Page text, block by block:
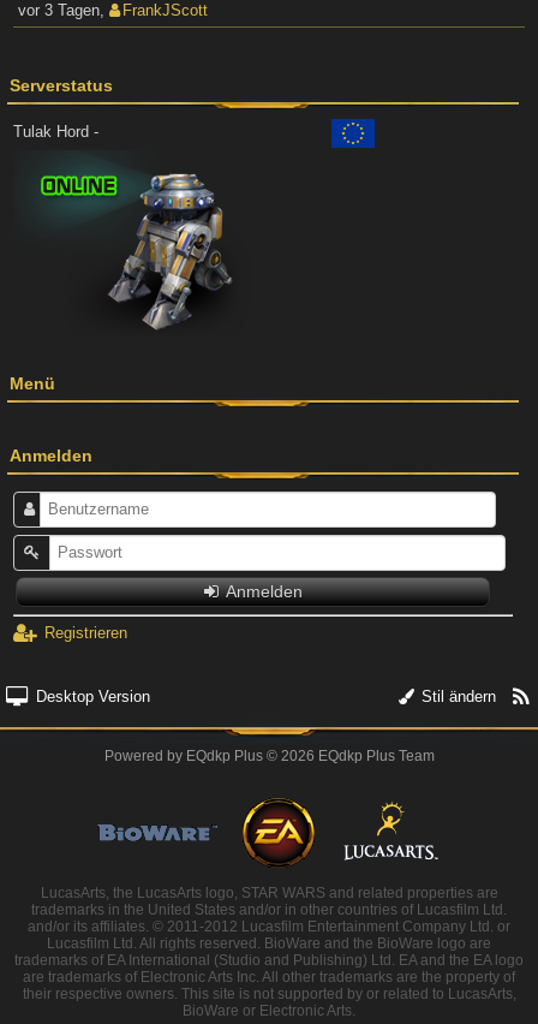
vor 3 Tagen, FrankJScott
Serverstatus
Tulak Hord -
Menü
Anmelden
Anmelden
Registrieren
Desktop Version Stil ändern
Powered by EQdkp Plus© 2026 EQdkp Plus Team
LucasArts, the LucasArts logo, STAR WARS and related properties are
trademarks in the United States and/or in other countries of Lucasfilm Ltd.
and/or its affiliates. © 2011-2012 Lucasfilm Entertainment Company Ltd. or
Lucasfilm Ltd. All rights reserved. BioWare and the BioWare logo are
trademarks of EA International (Studio and Publishing) Ltd. EA and the EA logo
are trademarks of Electronic Arts Inc. All other trademarks are the property of
their respective owners. This site is not supported by or related to LucasArts,
BioWare or Electronic Arts.